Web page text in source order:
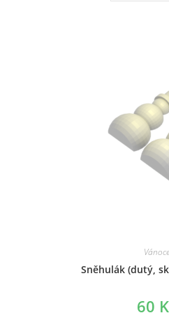
Vánoce
Sněhulák (dutý,
60